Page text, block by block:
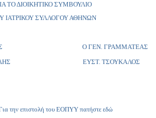
ΤΟ ΔΙΟΙΚΗΤΙΚΟ ΣΥΜΒΟΥΛΙΟ
ΙΑΤΡΙΚΟΥ ΣΥΛΛΟΓΟΥ ΑΘΗΝΩΝ
Ο ΓΕΝ. ΓΡΑΜΜΑΤΕΑΣ
ΕΥΣΤ. ΤΣΟΥΚΑΛΟΣ
την επιστολή του ΕΟΠΥΥ πατήστε εδώ